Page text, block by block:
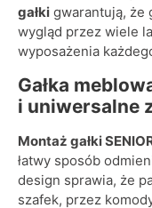
gałki gwarantują, że
wygląd przez wiele
wyposażenia
Gałka
i uniwersalne
Montaż gałki
łatwy sposób
design sprawia, że
szafek, przez